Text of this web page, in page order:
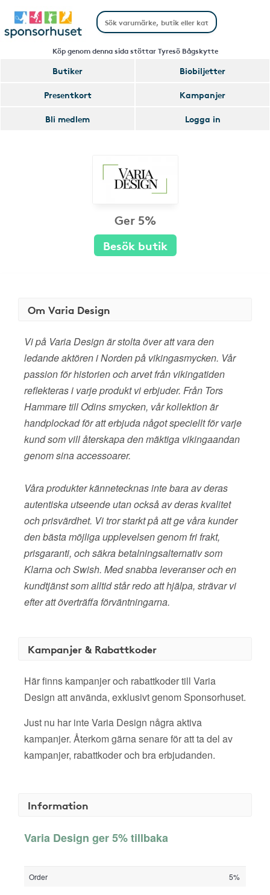
Köp genom denna sida stöttar Tyresö Bågskytte
Butiker
Biobiljetter
Presentkort
Kampanjer
Bli medlem
Logga in
Ger 5%
Besök butik
Om Varia Design
Vi på Varia Design är stolta över att vara den
ledande aktören i Norden på vikingasmycken. Vår
passion för historien och arvet från vikingatiden
reflekteras i varje produkt vi erbjuder. Från Tors
Hammare till Odins smycken, vår kollektion är
handplockad för att erbjuda något speciellt för varje
kund som vill återskapa den mäktiga vikingaandan
genom sina accessoarer.
Våra produkter kännetecknas inte bara av deras
autentiska utseende utan också av deras kvalitet
och prisvärdhet. Vi tror starkt på att ge våra kunder
den bästa möjliga upplevelsen genom fri frakt,
prisgaranti, och säkra betalningsalternativ som
Klarna och Swish. Med snabba leveranser och en
kundtjänst som alltid står redo att hjälpa, strävar vi
efter att överträffa förväntningarna.
Kampanjer & Rabattkoder
Här finns kampanjer och rabattkoder till Varia
Design att använda, exklusivt genom Sponsorhuset.
Just nu har inte Varia Design några aktiva
kampanjer. Återkom gärna senare för att ta del av
kampanjer, rabattkoder och bra erbjudanden.
Information
Varia Design ger 5% tillbaka
Order 5%